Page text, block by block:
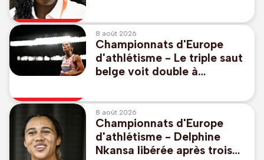
"beaucoup de sérénité"
8 août 2026
Championnats d'Europe
d'athlétisme - Le triple saut
belge voit double à
Masson et Saliyya Guisse
8 août 2026
Championnats d'Europe
d'athlétisme - Delphine
Nkansa libérée après trois